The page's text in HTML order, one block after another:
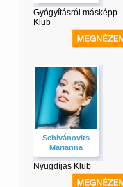
Gyógyításról másképp
Klub
Schivánovits
Marianna
Nyugdíjas Klub